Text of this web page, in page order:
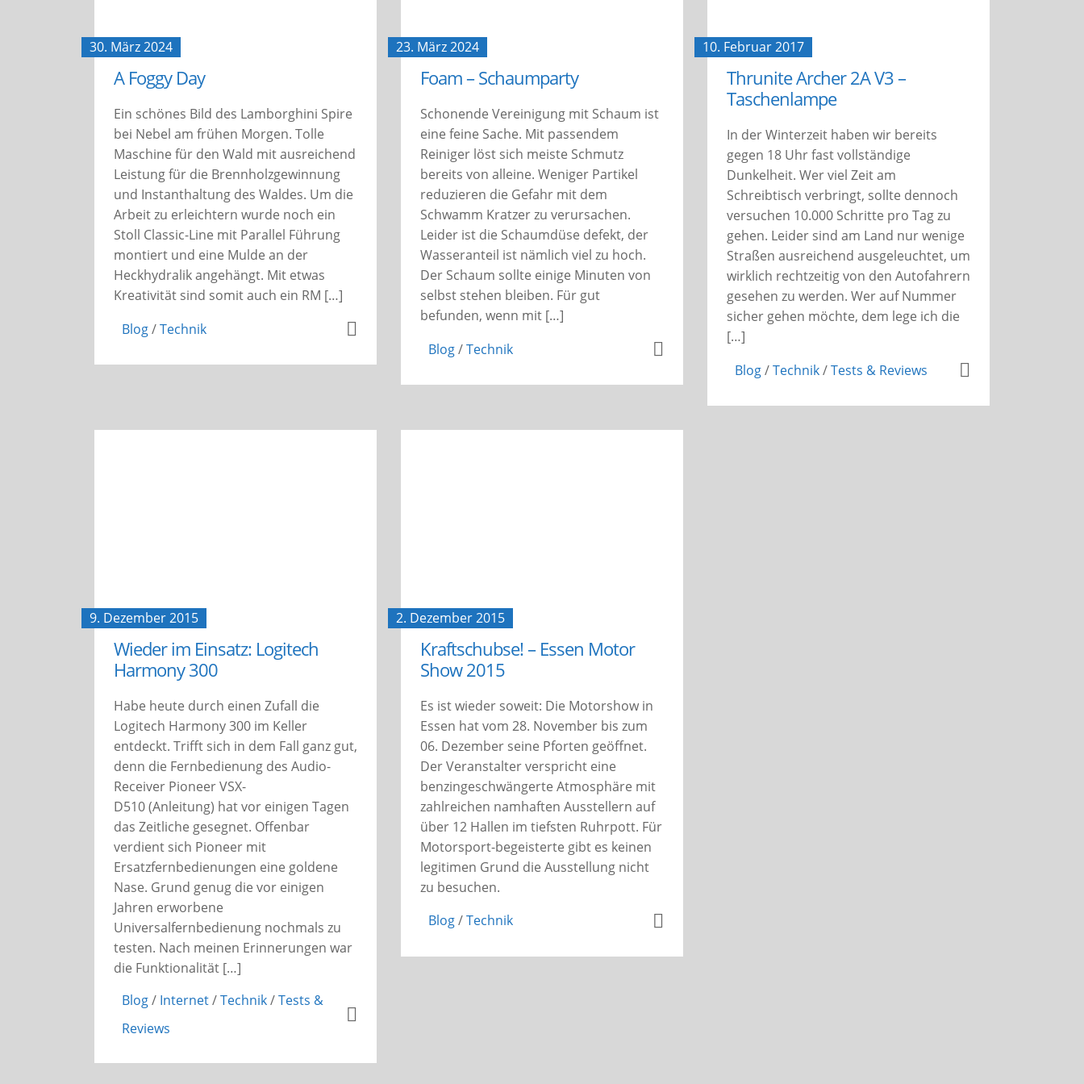
30. März 2024
A Foggy Day
Ein schönes Bild des Lamborghini Spire
bei Nebel am frühen Morgen. Tolle
Maschine für den Wald mit ausreichend
Leistung für die Brennholzgewinnung
und Instanthaltung des Waldes. Um die
Arbeit zu erleichtern wurde noch ein
Stoll Classic-Line mit Parallel Führung
montiert und eine Mulde an der
Heckhydralik angehängt. Mit etwas
Kreativität sind somit auch ein RM […]
Blog/Technik
23. März 2024
Foam – Schaumparty
Schonende Vereinigung mit Schaum ist
eine feine Sache. Mit passendem
Reiniger löst sich meiste Schmutz
bereits von alleine. Weniger Partikel
reduzieren die Gefahr mit dem
Schwamm Kratzer zu verursachen.
Leider ist die Schaumdüse defekt, der
Wasseranteil ist nämlich viel zu hoch.
Der Schaum sollte einige Minuten von
selbst stehen bleiben. Für gut
befunden, wenn mit […]
Blog/Technik
10. Februar 2017
Thrunite Archer 2A V3 –
Taschenlampe
In der Winterzeit haben wir bereits
gegen 18 Uhr fast vollständige
Dunkelheit. Wer viel Zeit am
Schreibtisch verbringt, sollte dennoch
versuchen 10.000 Schritte pro Tag zu
gehen. Leider sind am Land nur wenige
Straßen ausreichend ausgeleuchtet, um
wirklich rechtzeitig von den Autofahrern
gesehen zu werden. Wer auf Nummer
sicher gehen möchte, dem lege ich die
[…]
Blog/Technik/Tests & Reviews
9. Dezember 2015
Wieder im Einsatz: Logitech
Harmony 300
Habe heute durch einen Zufall die
Logitech Harmony 300 im Keller
entdeckt. Trifft sich in dem Fall ganz gut,
denn die Fernbedienung des Audio-
Receiver Pioneer VSX-
D510 (Anleitung) hat vor einigen Tagen
das Zeitliche gesegnet. Offenbar
verdient sich Pioneer mit
Ersatzfernbedienungen eine goldene
Nase. Grund genug die vor einigen
Jahren erworbene
Universalfernbedienung nochmals zu
testen. Nach meinen Erinnerungen war
die Funktionalität […]
Blog/ Internet/Technik/Tests &
Reviews
2. Dezember 2015
Kraftschubse! – Essen Motor
Show 2015
Es ist wieder soweit: Die Motorshow in
Essen hat vom 28. November bis zum
06. Dezember seine Pforten geöffnet.
Der Veranstalter verspricht eine
benzingeschwängerte Atmosphäre mit
zahlreichen namhaften Ausstellern auf
über 12 Hallen im tiefsten Ruhrpott. Für
Motorsport-begeisterte gibt es keinen
legitimen Grund die Ausstellung nicht
zu besuchen.
Blog/Technik